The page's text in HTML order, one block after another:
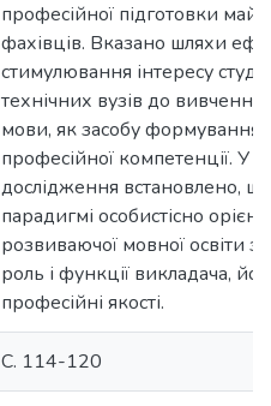
професійної підготовки
фахівців. Вказано шляхи
стимулювання інтересу
технічних вузів до вивчення
мови, як засобу формування
професійної компетенції. У
дослідження встановлено,
парадигмі особистісно
розвиваючої мовної освіти
роль і функції викладача,
професійні якості.
С. 114-120